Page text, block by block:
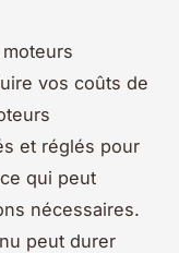
vos coûts de
et réglés pour
qui peut
nécessaires.
peut durer